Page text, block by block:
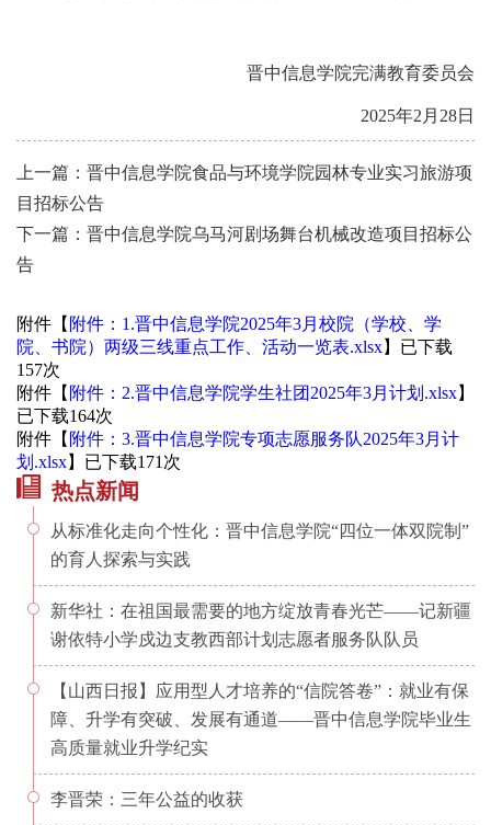
晋中信息学院完满教育委员会
2025年2月28日
上一篇：晋中信息学院食品与环境学院园林专业实习旅游项
目招标公告
下一篇：晋中信息学院乌马河剧场舞台机械改造项目招标公
告
附件【 附件：1.晋中信息学院2025年3月校院（学校、学
院、书院）两级三线重点工作、活动一览表.xlsx】已下载
157次
附件【 附件：2.晋中信息学院学生社团2025年3月计划.xlsx】
已下载164次
附件【 附件：3.晋中信息学院专项志愿服务队2025年3月计
划.xlsx】已下载171 次
热点新闻
从标准化走向个性化：晋中信息学院“四位一体双院制”
的育人探索与实践
新华社：在祖国最需要的地方绽放青春光芒——记新疆
谢依特小学戍边支教西部计划志愿者服务队队员
【山西日报】应用型人才培养的“信院答卷”：就业有保
障、升学有突破、发展有通道——晋中信息学院毕业生
高质量就业升学纪实
李晋荣：三年公益的收获